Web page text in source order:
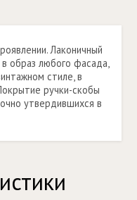
Лаконичный
в образ любого фасада,
стиле, в
ручки-скобы
утвердившихся в